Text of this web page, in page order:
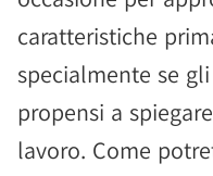
caratteristiche
specialmente se
propensi a
lavoro. Come